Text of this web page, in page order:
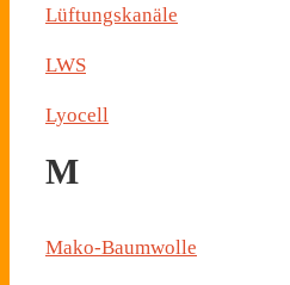
Lüftungskanäle
LWS
Lyocell
M
Mako-Baumwolle